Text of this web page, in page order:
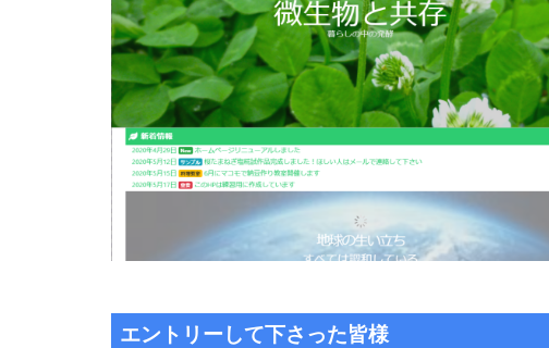
エントリーして下さった皆様